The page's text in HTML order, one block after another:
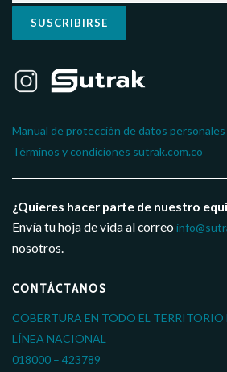
Manual de protección de datos personales
Términos y condiciones sutrak.com.co
¿Quieres hacer parte de nuestro
Envía tu hoja de vida al correo
nosotros.
CONTÁCTANOS
COBERTURA EN TODO EL TERRITORIO
LÍNEA NACIONAL
018000 – 423789